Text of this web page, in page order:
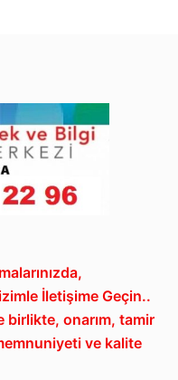
İletişime Geçin..
birlikte, onarım, tamir
ve kalite